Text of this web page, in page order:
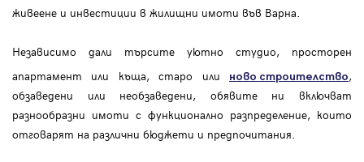
живеене и инвестиции в жилищни имоти във Варна.
Независимо дали търсите уютно студио, просторен
апартамент или къща, старо или
ново строителство,
обзаведени или необзаведени, обявите ни включват
разнообразни имоти с функционално разпределение, които
отговарят на различни бюджети и предпочитания.